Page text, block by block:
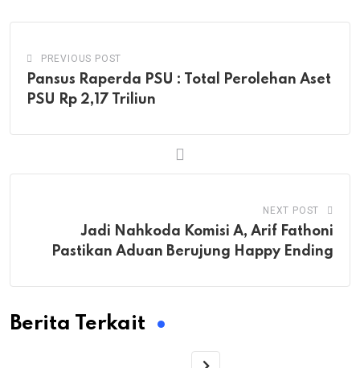
PREVIOUS POST
Pansus Raperda PSU : Total Perolehan Aset
PSU Rp 2,17 Triliun
NEXT POST
Jadi Nahkoda Komisi A, Arif Fathoni
Pastikan Aduan Berujung Happy Ending
Berita Terkait